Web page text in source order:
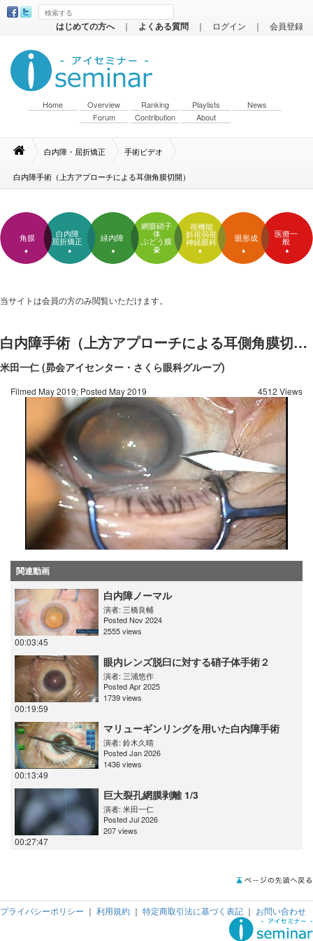
はじめての方へ ｜ よくある質問 ｜ ログイン ｜ 会員登録
Home Overview Ranking Playlists
News
Forum
Contribution About
白内障・屈折矯正 手術ビデオ
白内障手術（上方アプローチによる耳側角膜切開）
角膜
白内障
屈折矯正
緑内障
網膜硝子
体
ぶどう膜
炎
視機能
斜視弱視
神経眼科
眼形成
医療一
般
当サイトは会員の方のみ閲覧いただけます。
白内障手術（上方アプローチによる耳側角膜切開）
米田一仁 (昴会アイセンター・さくら眼科グループ)
Filmed May 2019; Posted May 2019 4512 Views
関連動画
00:03:45
白内障ノーマル
演者: 三橋良輔
Posted Nov 2024
2555 views
00:19:59
眼内レンズ脱臼に対する硝子体手術２
演者: 三浦悠作
Posted Apr 2025
1739 views
00:13:49
マリューギンリングを用いた白内障手術
演者: 鈴木久晴
Posted Jan 2026
1436 views
00:27:47
巨大裂孔網膜剥離 1/3
演者: 米田一仁
Posted Jul 2026
207 views
プライバシーポリシー ｜ 利用規約 ｜ 特定商取引法に基づく表記 ｜ お問い合わせ